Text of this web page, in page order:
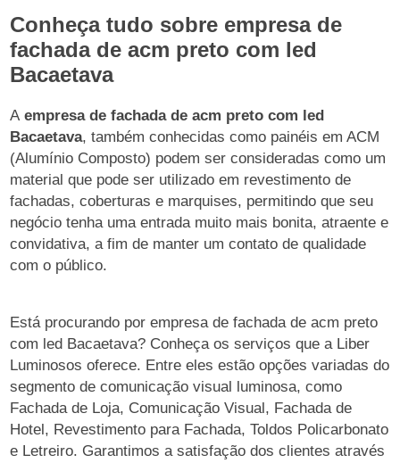
Conheça tudo sobre empresa de
fachada de acm preto com led
Bacaetava
A empresa de fachada de acm preto com led
Bacaetava, também conhecidas como painéis em ACM
(Alumínio Composto) podem ser consideradas como um
material que pode ser utilizado em revestimento de
fachadas, coberturas e marquises, permitindo que seu
negócio tenha uma entrada muito mais bonita, atraente e
convidativa, a fim de manter um contato de qualidade
com o público.
Está procurando por empresa de fachada de acm preto
com led Bacaetava? Conheça os serviços que a Liber
Luminosos oferece. Entre eles estão opções variadas do
segmento de comunicação visual luminosa, como
Fachada de Loja, Comunicação Visual, Fachada de
Hotel, Revestimento para Fachada, Toldos Policarbonato
e Letreiro. Garantimos a satisfação dos clientes através